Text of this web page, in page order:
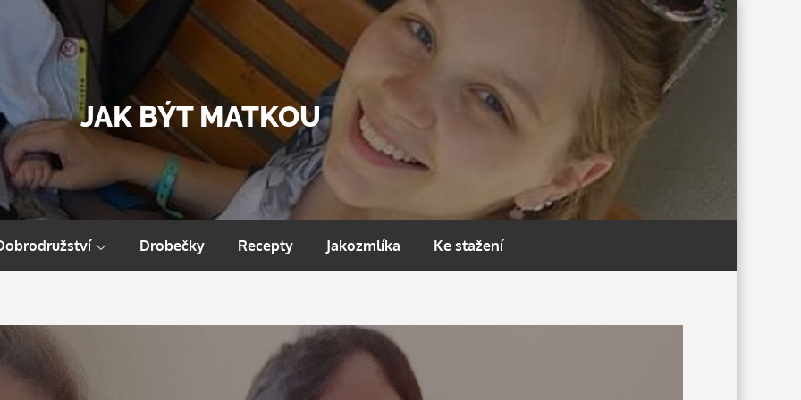
JAK BÝT MATKOU
Drobečky Recepty Jakozmlíka Ke stažení